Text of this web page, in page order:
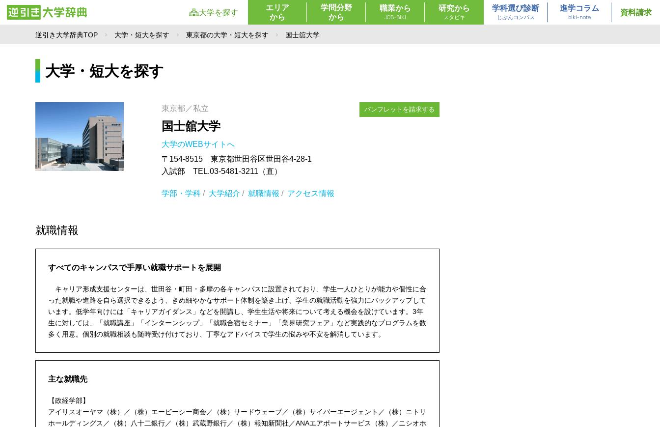
大学を探す
エリア
から
学問分野
から
職業から
JOB-BIKI
研究から
スタビキ
学科選び診断
じぶんコンパス
進学コラム
biki-note
資料請求
逆引き大学辞典TOP 大学・短大を探す 東京都の大学・短大を探す 国士舘大学
大学・短大を探す
東京都／私立
国士舘大学
大学のWEBサイトへ
〒154-8515 東京都世田谷区世田谷4-28-1
入試部 TEL.03-5481-3211（直）
パンフレットを請求する
学部・学科/ 大学紹介 / 就職情報 / アクセス情報
就職情報
すべてのキャンパスで手厚い就職サポートを展開
キャリア形成支援センターは、世田谷・町田・多摩の各キャンパスに設置されており、学生一人ひとりが能力や個性に合
った就職や進路を自ら選択できるよう、きめ細やかなサポート体制を築き上げ、学生の就職活動を強力にバックアップして
います。低学年向けには「キャリアガイダンス」などを開講し、学生生活や将来について考える機会を設けています。3年
生に対しては、「就職講座」「インターンシップ」「就職合宿セミナー」「業界研究フェア」など実践的なプログラムを数
多く用意。個別の就職相談も随時受け付けており、丁寧なアドバイスで学生の悩みや不安を解消しています。
主な就職先
【政経学部】
アイリスオーヤマ（株）／（株）エービーシー商会／（株）サードウェーブ／（株）サイバーエージェント／（株）ニトリ
ホールディングス／（株）八十二銀行／（株）武蔵野銀行／（株）報知新聞社／ANAエアポートサービス（株）／ニシオホ